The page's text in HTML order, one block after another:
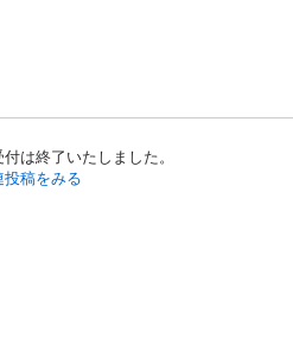
は終了いたしました。
投稿をみる